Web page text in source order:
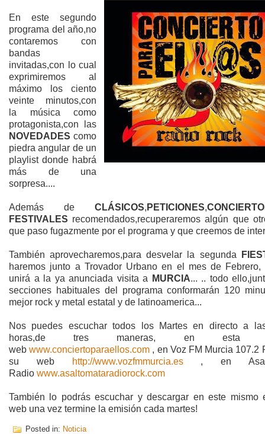
En este segundo
programa del año,no
contaremos con
bandas
invitadas,con lo cual
exprimiremos al
máximo los ciento
veinte minutos,con
la música como
protagonista,con las
NOVEDADES como
piedra angular de un
playlist donde habrá
más de una
sorpresa....
Además de CLÁSICOS, PETICIONES,
FESTIVALES recomendados,recuperaremos algún que
que paso fugazmente por el programa y que creemos de
También aprovecharemos,para desvelar la segunda
haremos junto a Trovador Urbano en el mes de Febrero,
unirá a la ya anunciada visita a
MURCIA... .. todo
secciones habituales del programa conformarán 120
mejor rock y metal estatal y de latinoamerica...
Nos puedes escuchar todos los Martes en directo a
horas,de tres maneras, en esta
webwww.conciertoparaellos.com , en Voz FM Murcia 107.2
su web
http://www.vozfmmurcia.es, en
Radio www.asaltomataradiorock.com
También lo podrás escuchar y descargar en este mismo
web una vez termine la emisión cada martes!
Posted in: Noticia